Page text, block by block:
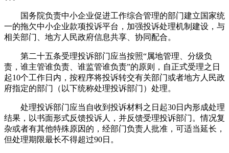
国务院负责中小企业促进工作综合管理的部门建立国家统
一的拖欠中小企业款项投诉平台，加强投诉处理机制建设，与
相关部门、地方人民政府信息共享、协同配合。
第二十五条受理投诉部门应当按照“属地管理、分级负
责，谁主管谁负责、谁监管谁负责”的原则，自正式受理之日
起10个工作日内，按程序将投诉转交有关部门或者地方人民政
府指定的部门（以下统称处理投诉部门）处理。
处理投诉部门应当自收到投诉材料之日起30日内形成处理
结果，以书面形式反馈投诉人，并反馈受理投诉部门。情况复
杂或者有其他特殊原因的，经部门负责人批准，可适当延长，
但处理期限最长不得超过90日。